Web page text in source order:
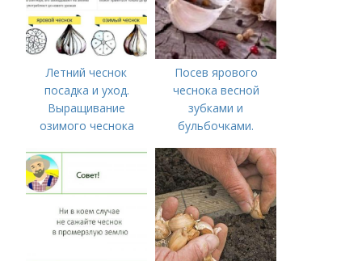
Летний чеснок
посадка и уход.
Выращивание
озимого чеснока
Посев ярового
чеснока весной
зубками и
бульбочками.
посадки озимого
чеснока